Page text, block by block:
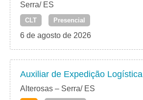
Serra/ ES
CLT Presencial
6 de agosto de 2026
Auxiliar de Expedição Logística
Alterosas – Serra/ ES